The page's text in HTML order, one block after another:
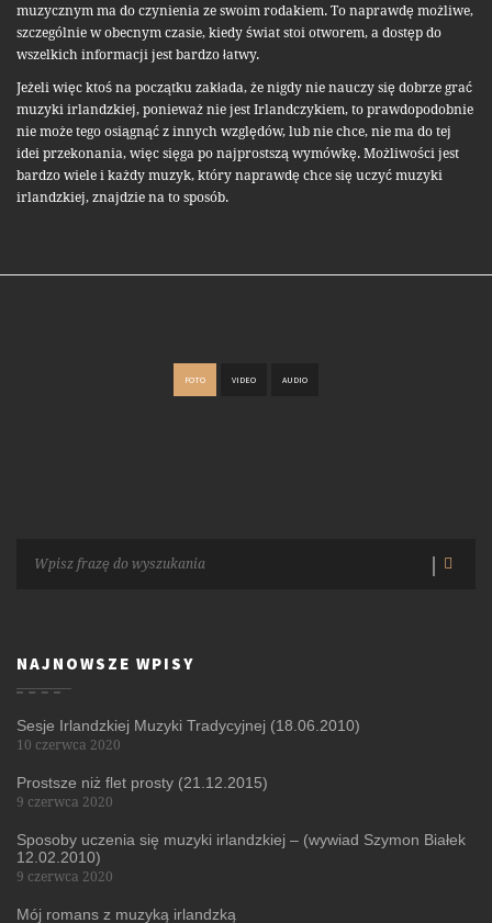
muzycznym ma do czynienia ze swoim rodakiem. To naprawdę możliwe,
szczególnie w obecnym czasie, kiedy świat stoi otworem, a dostęp do
wszelkich informacji jest bardzo łatwy.
Jeżeli więc ktoś na początku zakłada, że nigdy nie nauczy się dobrze grać
muzyki irlandzkiej, ponieważ nie jest Irlandczykiem, to prawdopodobnie
nie może tego osiągnąć z innych względów, lub nie chce, nie ma do tej
idei przekonania, więc sięga po najprostszą wymówkę. Możliwości jest
bardzo wiele i każdy muzyk, który naprawdę chce się uczyć muzyki
irlandzkiej, znajdzie na to sposób.
FOTO VIDEO AUDIO
NAJNOWSZE WPISY
Sesje Irlandzkiej Muzyki Tradycyjnej (18.06.2010)
10 czerwca 2020
Prostsze niż flet prosty (21.12.2015)
9 czerwca 2020
Sposoby uczenia się muzyki irlandzkiej – (wywiad Szymon Białek
12.02.2010)
9 czerwca 2020
Mój romans z muzyką irlandzką